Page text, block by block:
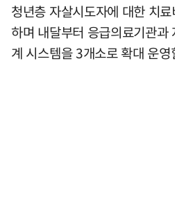
청년층 자살시도자에 대한 치
하며 내달부터 응급의료기관
계 시스템을 3개소로 확대 운